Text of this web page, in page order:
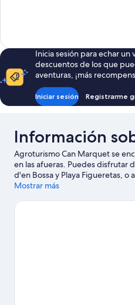
Inicia sesión para echar un
descuentos de los que
aventuras, ¡más
Iniciar sesión Registrarme
Información
Agroturismo Can Marquet se
en las afueras. Puedes disfrutar
d'en Bossa y Playa Figueretas,
Botafoch si deseas realizar
actividades al aire libre como el
Mostrar más